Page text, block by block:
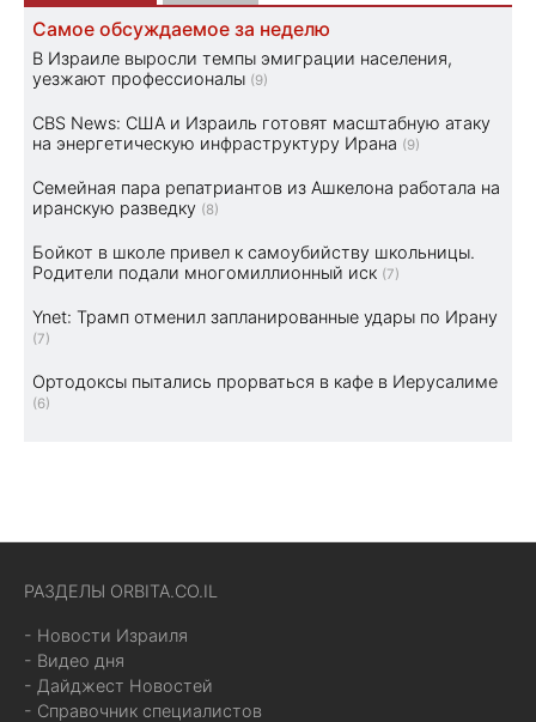
Самое обсуждаемое за неделю
В Израиле выросли темпы эмиграции населения,
уезжают профессионалы (9)
CBS News: США и Израиль готовят масштабную атаку
на энергетическую инфраструктуру Ирана (9)
Семейная пара репатриантов из Ашкелона работала на
иранскую разведку (8)
Бойкот в школе привел к самоубийству школьницы.
Родители подали многомиллионный иск (7)
Ynet: Трамп отменил запланированные удары по Ирану
(7)
Ортодоксы пытались прорваться в кафе в Иерусалиме
(6)
РАЗДЕЛЫ ORBITA.CO.IL
- Новости Израиля
- Видео дня
- Дайджест Новостей
- Справочник специалистов